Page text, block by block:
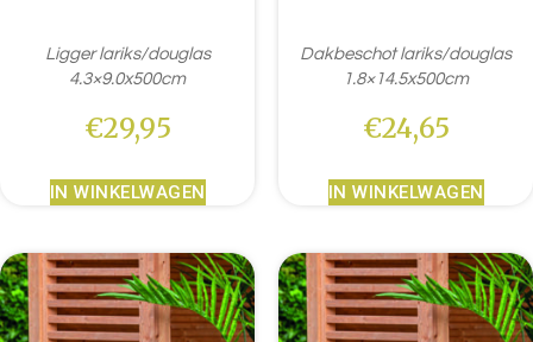
Ligger lariks/douglas
4.3×9.0x500cm
€29,95
IN WINKELWAGEN
Dakbeschot lariks/douglas
1.8×14.5x500cm
€24,65
IN WINKELWAGEN